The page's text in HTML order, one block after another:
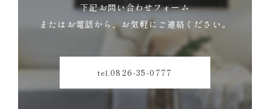
下記お問い合わせフォーム
またはお電話から、お気軽にご連絡ください。
tel.0826-35-0777